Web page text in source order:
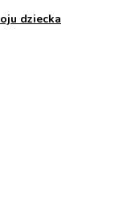
dziecka